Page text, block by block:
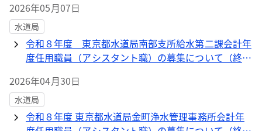
2026年05月07日
水道局
令和８年度 東京都水道局南部支所給水第二課会計年
度任用職員（アシスタント職）の募集について（終
2026年04月30日
水道局
令和８年度 東京都水道局金町浄水管理事務所会計年